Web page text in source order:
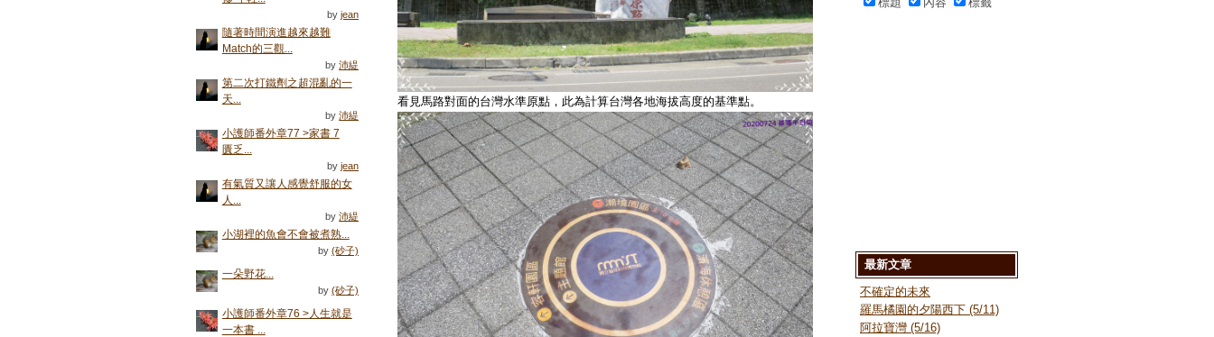
看見馬路對面的台灣水準原點，此為計算台灣各地海拔高度的基準點。
最新文章
不確定的未來
羅馬橘園的夕陽西下 (5/11)
阿拉寶灣 (5/16)
byjean
隨著時間演進越來越難
Match的三觀...
by沛緹
第二次打鐵劑之超混亂的一
天...
by沛緹
小護師番外章77 >家書 7
匱乏...
byjean
有氣質又讓人感覺舒服的女
人...
by沛緹
小湖裡的魚會不會被煮熟...
by(砂子)
一朵野花...
by(砂子)
小護師番外章76 >人生就是
一本書 ...